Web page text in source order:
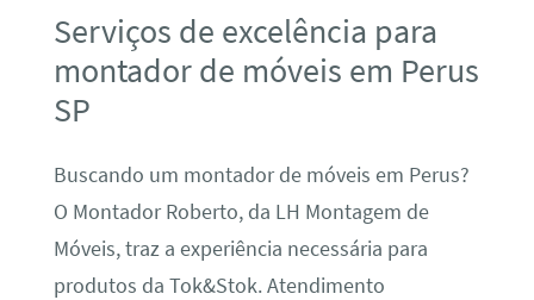
Serviços de excelência para
montador de móveis em Perus
SP
Buscando um montador de móveis em Perus?
O Montador Roberto, da LH Montagem de
Móveis, traz a experiência necessária para
produtos da Tok&Stok. Atendimento